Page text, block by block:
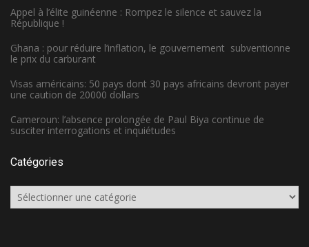
Appel à l’élite guinéenne : Rompez le silence et sauvez la
République !
Ghana : pour réduire l’inflation, le gouvernement subventionne
le prix du carburant
Visas américains: 50 pays dont 30 pays africains devront payer
une caution de 20000 dollars
Cameroun: l’absence prolongée de Paul Biya continue de
susciter interrogations et inquiétudes
Catégories
Catégories